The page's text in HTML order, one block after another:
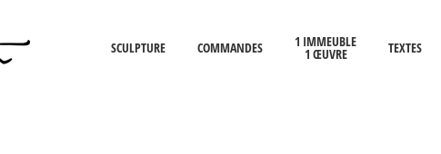
SCULPTURE COMMANDES 1 IMMEUBLE
1 ŒUVRE TEXTES